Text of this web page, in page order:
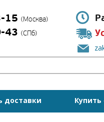
15 (Москва)
43 (СПб)
доставки